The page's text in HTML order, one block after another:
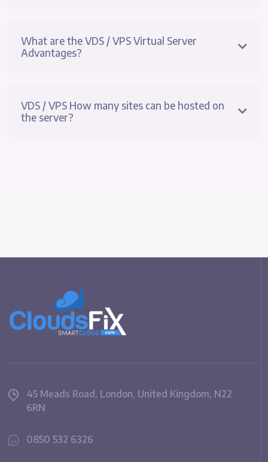
What are the VDS / VPS Virtual Server
Advantages?
VDS / VPS How many sites can be hosted on
the server?
45 Meads Road, London, United Kingdom, N22
6RN
0850 532 6326